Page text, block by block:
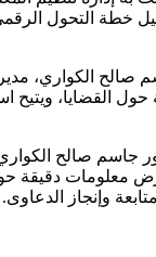
الكواري، مدير
القضايا، ويتيح
جاسم صالح
معلومات دقيقة حول
وإنجاز الدعاوى.